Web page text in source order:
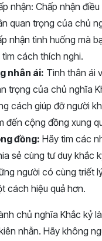
nhận: Chấp nhận
quan trọng của chủ
nhận tình huống mà
cách thích nghi.
nhân ái: Tình thân ái
trọng của chủ nghĩa
cách giúp đỡ người
đến cộng đồng xung
đồng: Hãy tìm các
sẻ cùng tư duy khắc
người có cùng triết
cách hiệu quả hơn.
chủ nghĩa Khắc kỷ
nhẫn. Hãy không